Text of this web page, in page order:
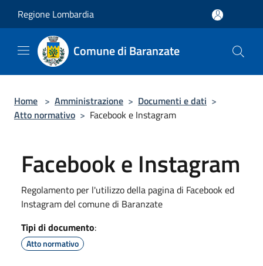
Regione Lombardia
Comune di Baranzate
Home > Amministrazione > Documenti e dati >
Atto normativo > Facebook e Instagram
Facebook e Instagram
Regolamento per l'utilizzo della pagina di Facebook ed
Instagram del comune di Baranzate
Tipi di documento:
Atto normativo